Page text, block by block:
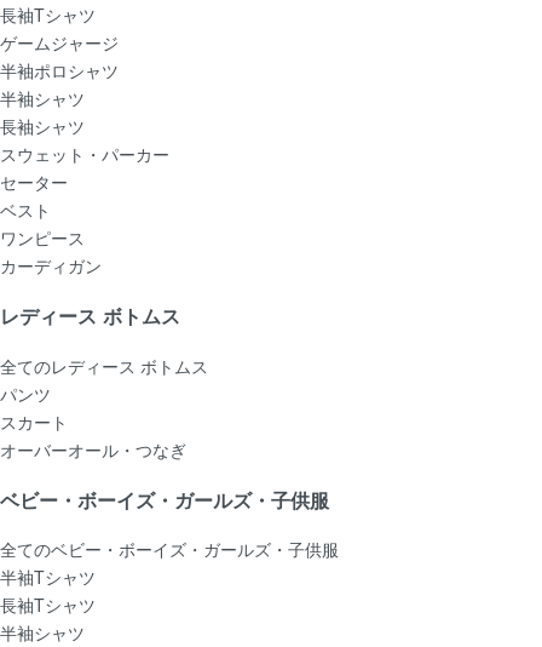
長袖Tシャツ
ゲームジャージ
半袖ポロシャツ
半袖シャツ
長袖シャツ
スウェット・パーカー
セーター
ベスト
ワンピース
カーディガン
レディース ボトムス
全てのレディース ボトムス
パンツ
スカート
オーバーオール・つなぎ
ベビー・ボーイズ・ガールズ・子供服
全てのベビー・ボーイズ・ガールズ・子供服
半袖Tシャツ
長袖Tシャツ
半袖シャツ